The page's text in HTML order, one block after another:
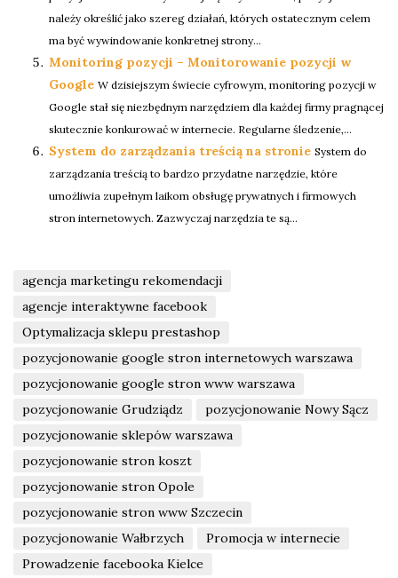
należy określić jako szereg działań, których ostatecznym celem
ma być wywindowanie konkretnej strony...
Monitoring pozycji – Monitorowanie pozycji w
Google W dzisiejszym świecie cyfrowym, monitoring pozycji w
Google stał się niezbędnym narzędziem dla każdej firmy pragnącej
skutecznie konkurować w internecie. Regularne śledzenie,...
System do zarządzania treścią na stronie System do
zarządzania treścią to bardzo przydatne narzędzie, które
umożliwia zupełnym laikom obsługę prywatnych i firmowych
stron internetowych. Zazwyczaj narzędzia te są...
agencja marketingu rekomendacji
agencje interaktywne facebook
Optymalizacja sklepu prestashop
pozycjonowanie google stron internetowych warszawa
pozycjonowanie google stron www warszawa
pozycjonowanie Grudziądz
pozycjonowanie Nowy Sącz
pozycjonowanie sklepów warszawa
pozycjonowanie stron koszt
pozycjonowanie stron Opole
pozycjonowanie stron www Szczecin
pozycjonowanie Wałbrzych
Promocja w internecie
Prowadzenie facebooka Kielce